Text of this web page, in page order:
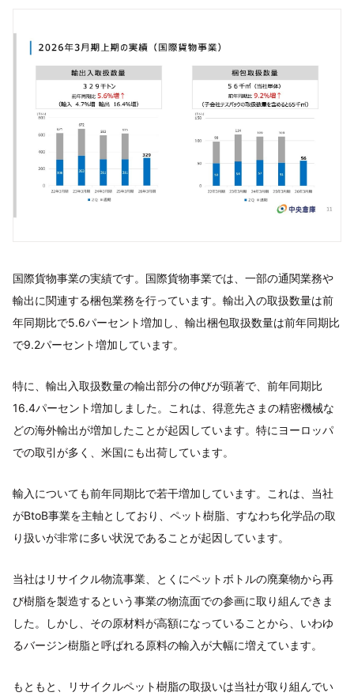
国際貨物事業の実績です。国際貨物事業では、一部の通関業務や
輸出に関連する梱包業務を行っています。輸出入の取扱数量は前
年同期比で5.6パーセント増加し、輸出梱包取扱数量は前年同期比
で9.2パーセント増加しています。
特に、輸出入取扱数量の輸出部分の伸びが顕著で、前年同期比
16.4パーセント増加しました。これは、得意先さまの精密機械な
どの海外輸出が増加したことが起因しています。特にヨーロッパ
での取引が多く、米国にも出荷しています。
輸入についても前年同期比で若干増加しています。これは、当社
がBtoB事業を主軸としており、ペット樹脂、すなわち化学品の取
り扱いが非常に多い状況であることが起因しています。
当社はリサイクル物流事業、とくにペットボトルの廃棄物から再
び樹脂を製造するという事業の物流面での参画に取り組んできま
した。しかし、その原材料が高額になっていることから、いわゆ
るバージン樹脂と呼ばれる原料の輸入が大幅に増えています。
もともと、リサイクルペット樹脂の取扱いは当社が取り組んでい